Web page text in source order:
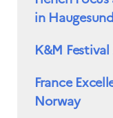
in Haugesund
K&M
France
Norway